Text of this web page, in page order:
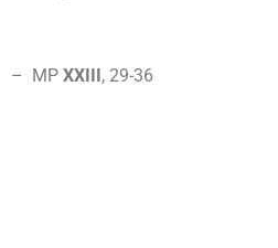
– MP XXIII, 29-36